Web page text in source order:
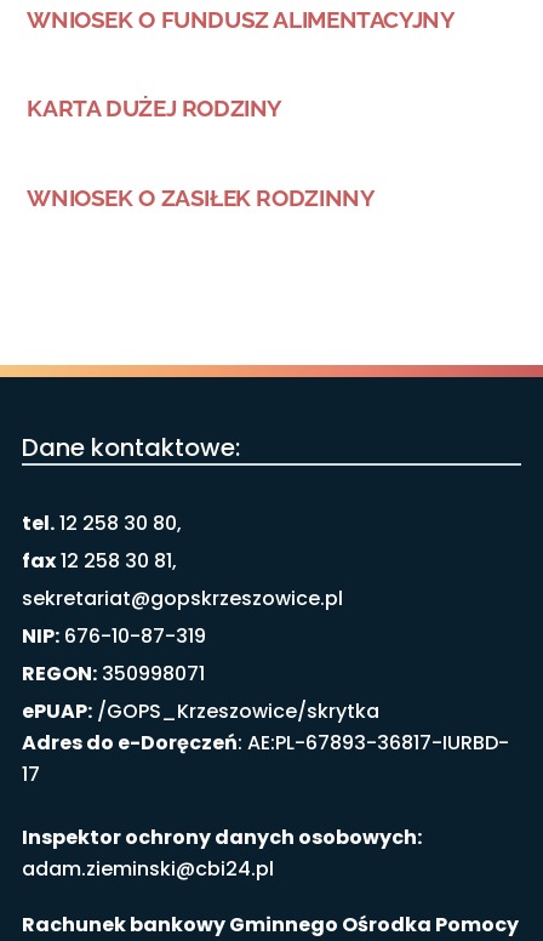
WNIOSEK O FUNDUSZ ALIMENTACYJNY
KARTA DUŻEJ RODZINY
WNIOSEK O ZASIŁEK RODZINNY
Dane kontaktowe:
tel.12 258 30 80,
fax12 258 30 81,
sekretariat@gopskrzeszowice.pl
NIP:676-10-87-319
REGON:350998071
ePUAP:/GOPS_Krzeszowice/skrytka
Adres do e-Doręczeń: AE:PL-67893-36817-IURBD-
17
Inspektor ochrony danych osobowych:
adam.zieminski@cbi24.pl
Rachunek bankowy Gminnego Ośrodka Pomocy